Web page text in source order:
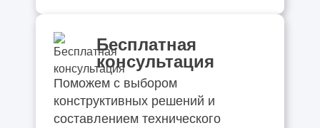
Бесплатная
консультация
Поможем с выбором
конструктивных решений и
составлением технического